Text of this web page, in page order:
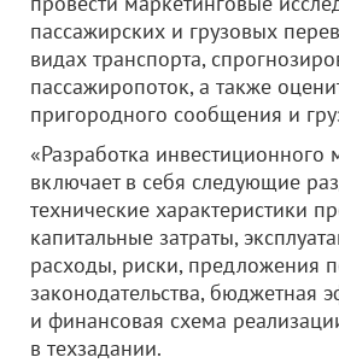
пассажирских и грузовых
видах транспорта,
пассажиропоток, а также
пригородного сообщения и
«Разработка
включает в себя следующие
технические характеристики
капитальные затраты,
расходы, риски, предложения
законодательства, бюджетная
и финансовая схема
в техзадании.